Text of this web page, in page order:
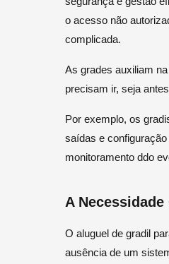
o acesso não
complicada.
As grades auxiliam
precisam ir, seja
Por exemplo, os
saídas e
monitoramento ddo
A
O aluguel de gradil
ausência de um